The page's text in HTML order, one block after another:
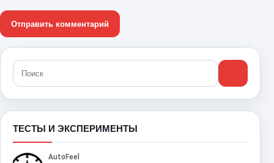
ТЕСТЫ И ЭКСПЕРИМЕНТЫ